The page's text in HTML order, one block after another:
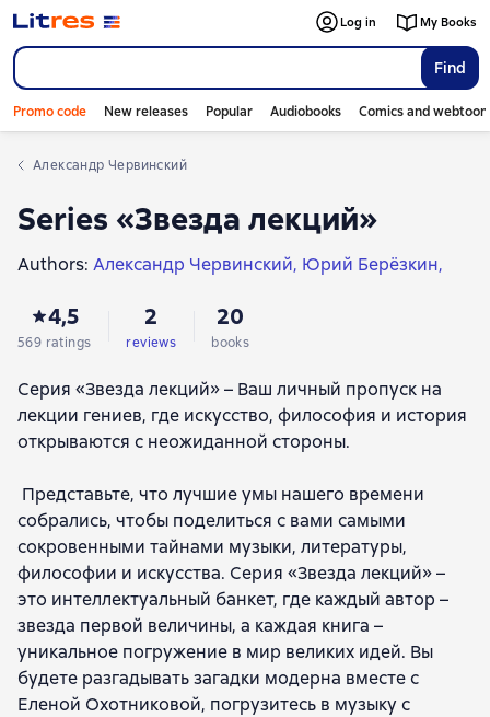
Find
Log in My Books
Promo code New releases Popular Audiobooks Comics and
Александр Червинский
Series «Звезда лекций»
Authors: Александр Червинский Юрий Берёзкин
Валерий Лейбин
Камилл Ахметов
Nataliia Basovskaia
Матвей Гречко
Ирина Лукьянова Леонид Кораблёв
Наталья Сорокина Надежда Железняк
Кирилл Кутузов Павел Стеллиферовский
Олег Цендровский Петр Шепотинник
Елена Охотникова
4,5
569 ratings
2
reviews
20
books
Серия «Звезда лекций» – Ваш личный пропуск на
лекции гениев, где искусство, философия и история
открываются с неожиданной стороны.
Представьте, что лучшие умы нашего времени
собрались, чтобы поделиться с вами самыми
сокровенными тайнами музыки, литературы,
философии и искусства. Серия «Звезда лекций» –
это интеллектуальный банкет, где каждый автор –
звезда первой величины, а каждая книга –
уникальное погружение в мир великих идей. Вы
будете разгадывать загадки модерна вместе с
Еленой Охотниковой, погрузитесь в музыку с